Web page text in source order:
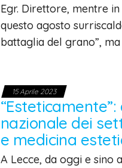
Egr. Direttore, mentre
questo agosto
battaglia del grano”,
15 Aprile 2023
nazionale dei
e medicina
A Lecce, da oggi e sino